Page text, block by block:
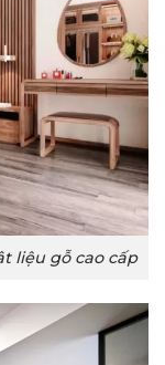
liệu gỗ cao cấp